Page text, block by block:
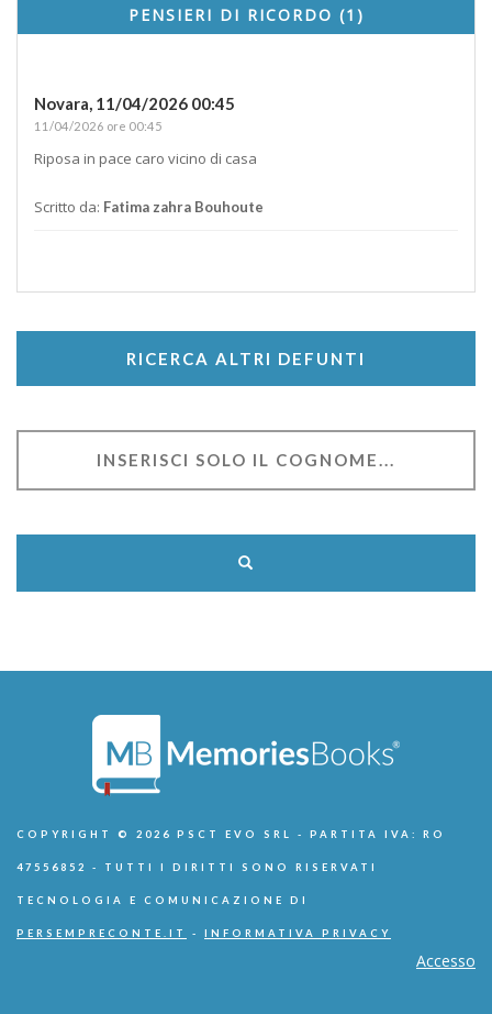
PENSIERI DI RICORDO (1)
Novara, 11/04/2026 00:45
11/04/2026 ore 00:45
Riposa in pace caro vicino di casa
Scritto da: Fatima zahra Bouhoute
RICERCA ALTRI DEFUNTI
COPYRIGHT © 2026 PSCT EVO SRL - PARTITA IVA: RO
47556852 - TUTTI I DIRITTI SONO RISERVATI
TECNOLOGIA E COMUNICAZIONE DI
PERSEMPRECONTE.IT - INFORMATIVA PRIVACY
Accesso